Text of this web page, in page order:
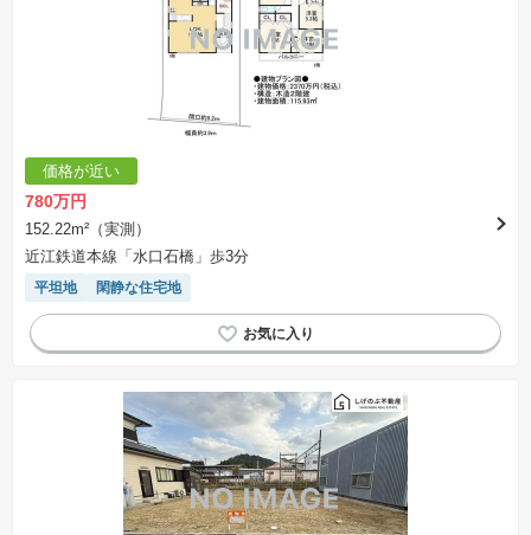
とは限りません。また建築請負会社を特定するものではありません。
※建築条件付き土地とは、その土地に建築する建物の建築請負契約が、一定期間内に成立する
ことを条件として売買される土地のことをいいます。建築請負契約成立に向けて設計プランを
協議するため、土地購入者が自己の希望する建物の設計協議をするために必要な相当の期間の
交渉期間が設定され、その期間内で希望を満たすプランが実現できたかどうかにより結論を出
します。なお、この期間は概ね3ヶ月程度とされています。納得のいくプランが出来ず、建築請
負契約が成立しない場合、土地売買契約は白紙に戻り、土地契約にかかった代金（土地代金、
手付金など）は名目のいかんに関わらず、全て返却されます。
※課税対象物件の「価格」や「費用等」は消費税込みの「総額表示」で統一しています。
※「本体価格」とは、課税対象物件においては「消費税を除いた建物価格」と「土地価格」の
合計額を指します。
表示されておりません。
※取引にかかる費用：物件の契約手続き、決済、引き渡し時にかかる費用を表示しています。
不動産会社によって表記有無が異なるため、ご自身で十分な確認をしていただくようにお願い
いたします。
場合があります。
価格が近い
780万円
152.22m²（実測）
近江鉄道本線「水口石橋」歩3分
平坦地 閑静な住宅地